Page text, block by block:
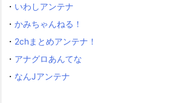
・ いわしアンテナ
・ かみちゃんねる！
・ 2chまとめアンテナ！
・ アナグロあんてな
・ なんJアンテナ